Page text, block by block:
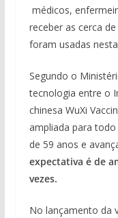
médicos,
receber as cerca
foram usadas
Segundo o
tecnologia entre o
chinesa WuXi
ampliada para
de 59 anos e
expectativa é de
vezes.
No lançamento da